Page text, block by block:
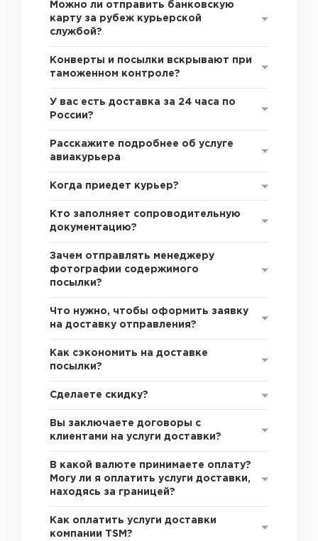
Можно ли отправить банковскую
карту за рубеж курьерской
службой?
Конверты и посылки вскрывают при
таможенном контроле?
У вас есть доставка за 24 часа по
России?
Расскажите подробнее об услуге
авиакурьера
Когда приедет курьер?
Кто заполняет сопроводительную
документацию?
Зачем отправлять менеджеру
фотографии содержимого
посылки?
Что нужно, чтобы оформить заявку
на доставку отправления?
Как сэкономить на доставке
посылки?
Сделаете скидку?
Вы заключаете договоры с
клиентами на услуги доставки?
В какой валюте принимаете оплату?
Могу ли я оплатить услуги доставки,
находясь за границей?
Как оплатить услуги доставки
компании TSM?